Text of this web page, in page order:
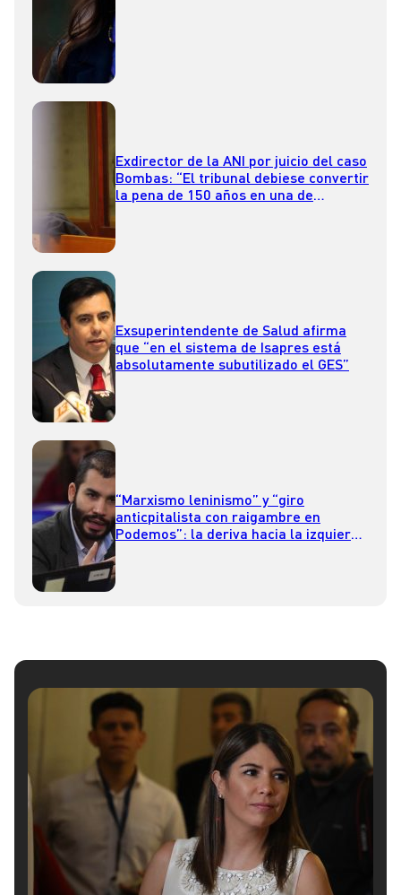
Exdirector de la ANI por juicio del caso
Bombas: “El tribunal debiese convertir
la pena de 150 años en una de
Exsuperintendente de Salud afirma
que “en el sistema de Isapres está
absolutamente subutilizado el GES”
“Marxismo leninismo” y “giro
anticpitalista con raigambre en
Podemos”: la deriva hacia la izquierda